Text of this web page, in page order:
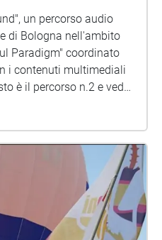
un percorso audio
di Bologna nell'ambito
Paradigm" coordinato
i contenuti multimediali
è il percorso n.2 e vede
del quartiere:
e l'Istituto Ceconi
vicino alla Chiesa del
un paio di cuffie, attiva
e inizia il tuo viaggio. Buon ascolto!